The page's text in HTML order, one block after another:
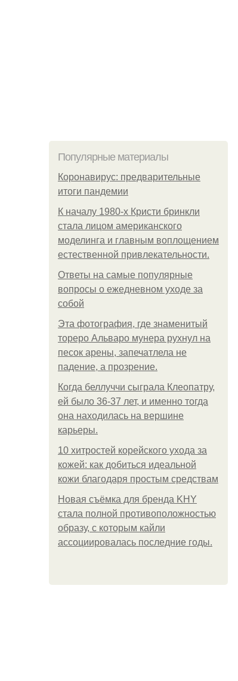
Популярные материалы
Коронавирус: предварительные
итоги пандемии
К началу 1980-х Кристи бринкли
стала лицом американского
моделинга и главным воплощением
естественной привлекательности.
Ответы на самые популярные
вопросы о ежедневном уходе за
собой
Эта фотография, где знаменитый
тореро Альваро мунера рухнул на
песок арены, запечатлела не
падение, а прозрение.
Когда беллуччи сыграла Клеопатру,
ей было 36-37 лет, и именно тогда
она находилась на вершине
карьеры.
10 хитростей корейского ухода за
кожей: как добиться идеальной
кожи благодаря простым средствам
Новая съёмка для бренда KHY
стала полной противоположностью
образу, с которым кайли
ассоциировалась последние годы.